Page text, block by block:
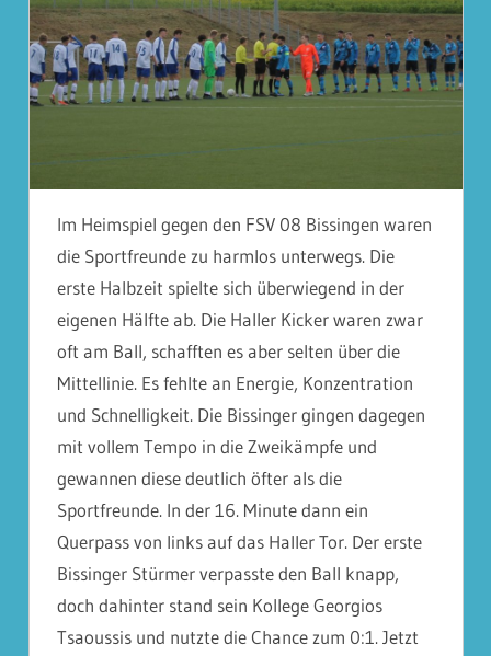
Im Heimspiel gegen den FSV 08 Bissingen waren
die Sportfreunde zu harmlos unterwegs. Die
erste Halbzeit spielte sich überwiegend in der
eigenen Hälfte ab. Die Haller Kicker waren zwar
oft am Ball, schafften es aber selten über die
Mittellinie. Es fehlte an Energie, Konzentration
und Schnelligkeit. Die Bissinger gingen dagegen
mit vollem Tempo in die Zweikämpfe und
gewannen diese deutlich öfter als die
Sportfreunde. In der 16. Minute dann ein
Querpass von links auf das Haller Tor. Der erste
Bissinger Stürmer verpasste den Ball knapp,
doch dahinter stand sein Kollege Georgios
Tsaoussis und nutzte die Chance zum 0:1. Jetzt